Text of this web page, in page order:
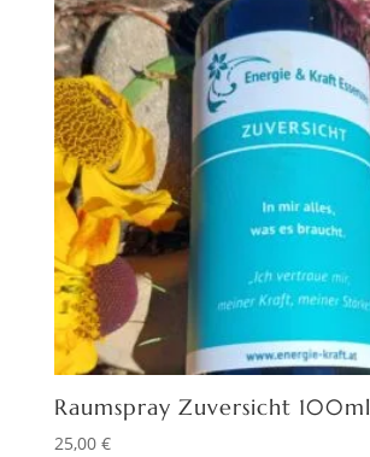
Raumspray Zuversicht 100ml
25,00 €